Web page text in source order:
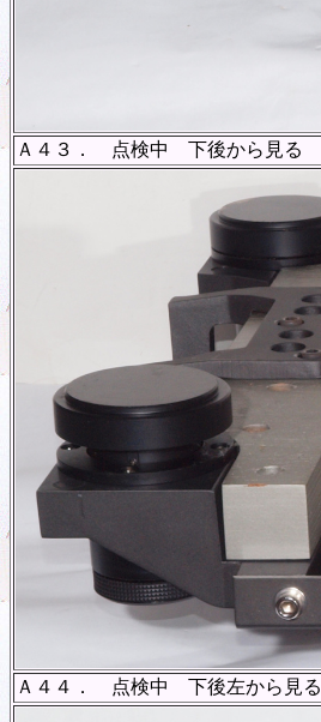
Ａ４３． 点検中 下後から見る
Ａ４４． 点検中 下後左から見る